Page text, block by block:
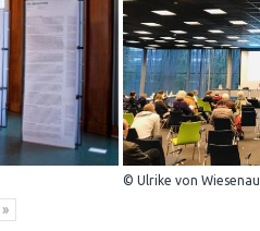
© Ulrike von Wiesenau
»